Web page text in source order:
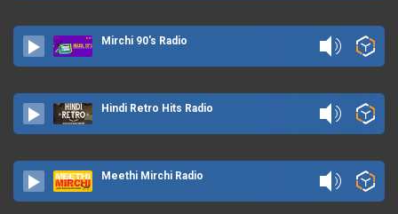
Mirchi 90's Radio
Hindi Retro Hits Radio
Meethi Mirchi Radio